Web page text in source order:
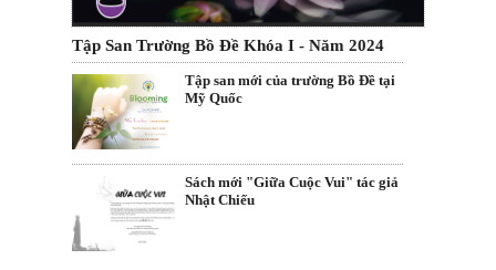
Tập San Trường Bồ Đề Khóa I - Năm 2024
Tập san mới của trường Bồ Đề tại
Mỹ Quốc
Sách mới "Giữa Cuộc Vui" tác giả
Nhật Chiếu